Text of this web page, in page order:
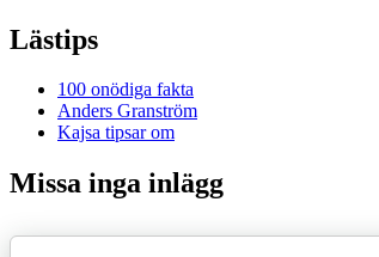
Lästips
100 onödiga fakta
Anders Granström
Kajsa tipsar om
Missa inga inlägg